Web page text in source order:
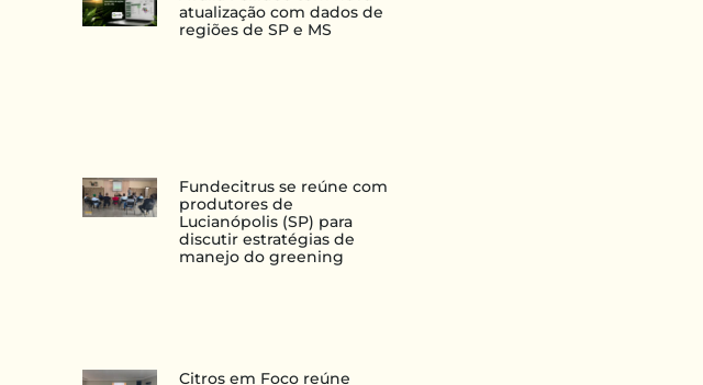
atualização com dados de
regiões de SP e MS
Fundecitrus se reúne com
produtores de
Lucianópolis (SP) para
discutir estratégias de
manejo do greening
Citros em Foco reúne